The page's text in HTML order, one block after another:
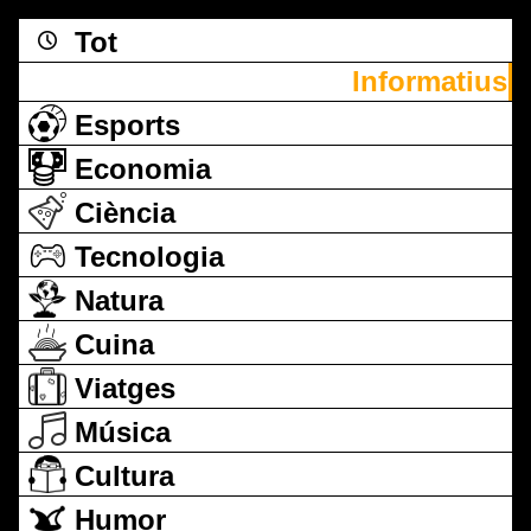
Tot
Informatius
Esports
Economia
Ciència
Tecnologia
Natura
Cuina
Viatges
Música
Cultura
Humor